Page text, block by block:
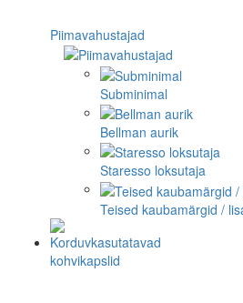
Piimavahustajad
Subminimal
Bellman aurik
Staresso loksutaja
Teised kaubamärgid /